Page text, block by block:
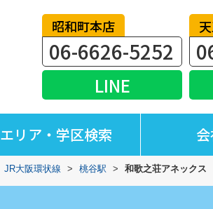
昭和町本店
06-6626-5252
LINE
エリア・学区検索
JR大阪環状線 > 桃谷駅 > 和歌之荘アネックス